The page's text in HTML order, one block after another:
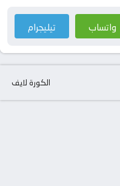
واتساب تيليجرام
الكورة لايف